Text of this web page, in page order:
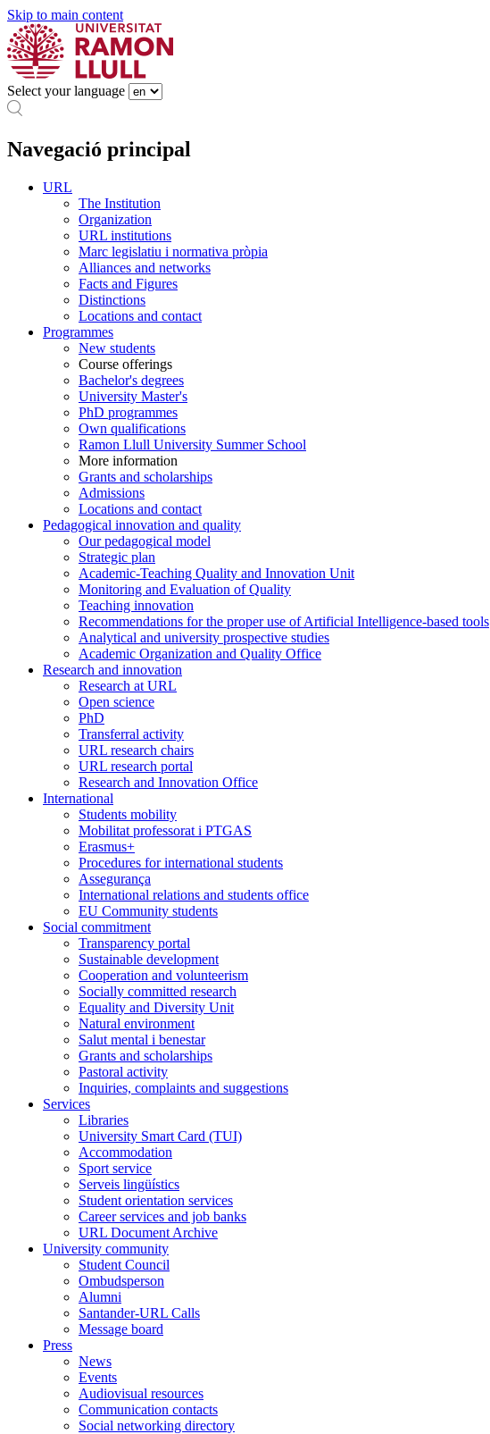
Skip to main content
Select your language
Navegació principal
URL
The Institution
Organization
URL institutions
Marc legislatiu i normativa pròpia
Alliances and networks
Facts and Figures
Distinctions
Locations and contact
Programmes
New students
Course offerings
Bachelor's degrees
University Master's
PhD programmes
Own qualifications
Ramon Llull University Summer School
More information
Grants and scholarships
Admissions
Locations and contact
Pedagogical innovation and quality
Our pedagogical model
Strategic plan
Academic-Teaching Quality and Innovation Unit
Monitoring and Evaluation of Quality
Teaching innovation
Recommendations for the proper use of Artificial Intelligence-based tools
Analytical and university prospective studies
Academic Organization and Quality Office
Research and innovation
Research at URL
Open science
PhD
Transferral activity
URL research chairs
URL research portal
Research and Innovation Office
International
Students mobility
Mobilitat professorat i PTGAS
Erasmus+
Procedures for international students
Assegurança
International relations and students office
EU Community students
Social commitment
Transparency portal
Sustainable development
Cooperation and volunteerism
Socially committed research
Equality and Diversity Unit
Natural environment
Salut mental i benestar
Grants and scholarships
Pastoral activity
Inquiries, complaints and suggestions
Services
Libraries
University Smart Card (TUI)
Accommodation
Sport service
Serveis lingüístics
Student orientation services
Career services and job banks
URL Document Archive
University community
Student Council
Ombudsperson
Alumni
Santander-URL Calls
Message board
Press
News
Events
Audiovisual resources
Communication contacts
Social networking directory